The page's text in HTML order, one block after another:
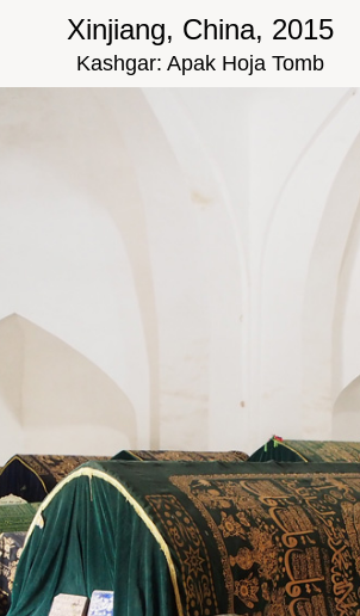
Xinjiang, China, 2015
Kashgar: Apak Hoja Tomb